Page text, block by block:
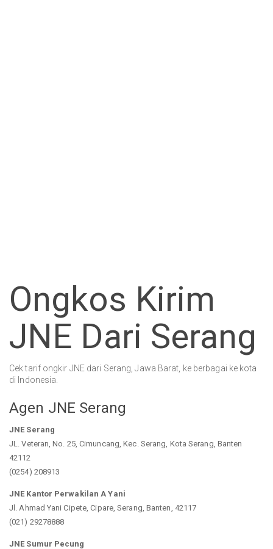
Ongkos Kirim
JNE Dari Serang
Cek tarif ongkir JNE dari Serang, Jawa Barat, ke berbagai ke kota
di Indonesia.
Agen JNE Serang
JNE Serang
JL. Veteran, No. 25, Cimuncang, Kec. Serang, Kota Serang, Banten
42112
(0254) 208913
JNE Kantor Perwakilan A Yani
Jl. Ahmad Yani Cipete, Cipare, Serang, Banten, 42117
(021) 29278888
JNE Sumur Pecung